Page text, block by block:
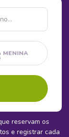
MENINA
reservam os
e registrar cada